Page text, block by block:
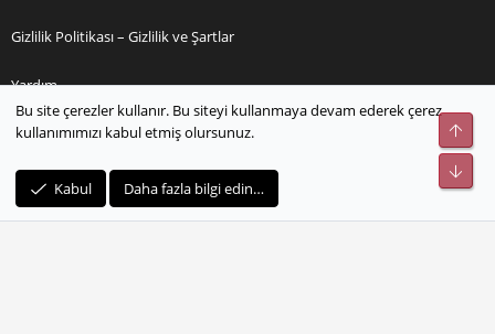
Gizlilik Politikası – Gizlilik ve Şartlar
Yardım
Ana sayfa
S
S
Bu site çerezler kullanır. Bu siteyi kullanmaya devam ederek çerez
kullanımımızı kabul etmiş olursunuz.
Kabul Daha fazla bilgi edin…